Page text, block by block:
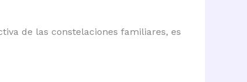
de las constelaciones familiares, es